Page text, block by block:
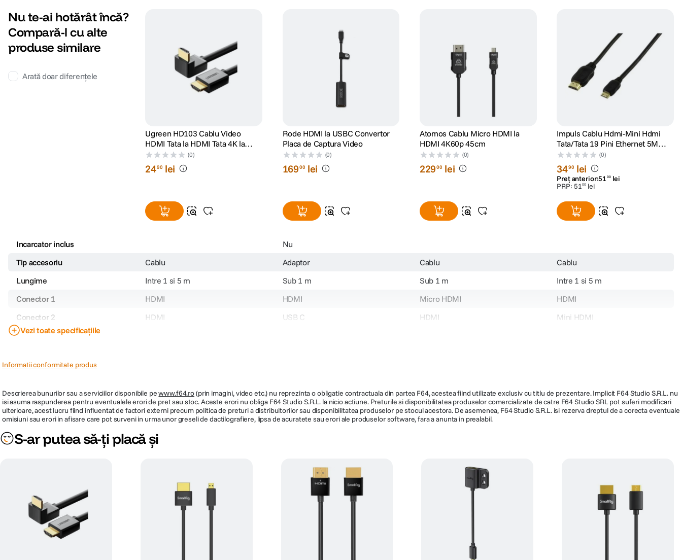
Nu te-ai hotărât încă?
Compară-l cu alte
produse similare
Arată doar diferențele
Ugreen HD103 Cablu Video
HDMI Tata la HDMI Tata 4K la
30Hz Unghi 90 Drept 2m Negru
(0)
2490 lei
Rode HDMI la USBC Convertor
Placa de Captura Video
(0)
16900 lei
Atomos Cablu Micro HDMI la
HDMI 4K60p 45cm
(0)
22900 lei
Impuls Cablu Hdmi-Mini Hdmi
Tata/Tata 19 Pini Ethernet 5M
Aurit
(0)
3490 lei
Preț anterior:51 00 lei
PRP: 5100 lei
Incarcator inclus
Nu
Tip accesoriu
Cablu Adaptor Cablu
Cablu
Lungime
Intre 1 si 5 m Sub 1 m Sub 1 m
Intre 1 si 5 m
Conector 1
HDMI HDMI Micro HDMI
HDMI
Conector 2
HDMI USB C HDMI
Mini HDMI
Cod producator
Vezi toate specificațiile
Informatii conformitate produs
Descrierea bunurilor sau a serviciilor disponibile pewww.f64.ro(prin imagini, video etc.) nu reprezinta o obligatie contractuala din partea F64, acestea fiind utilizate exclusiv cu titlu de prezentare. Implicit F64 Studio S.R.L. nu
isi asuma raspunderea pentru eventualele erori de pret sau stoc. Aceste erori nu obliga F64 Studio S.R.L. la nicio actiune. Preturile si disponibilitatea produselor comercializate de catre F64 Studio SRL pot suferi modificari
ulterioare, acest lucru fiind influentat de factori externi precum politica de preturi a distribuitorilor sau disponibilitatea produselor pe stocul acestora. De asemenea, F64 Studio S.R.L. isi rezerva dreptul de a corecta eventuale
omisiuni sau erori in afisare care pot surveni in urma unor greseli de dactilografiere, lipsa de acuratete sau erori ale produselor software, fara a anunta in prealabil.
S-ar putea să-ți placă și